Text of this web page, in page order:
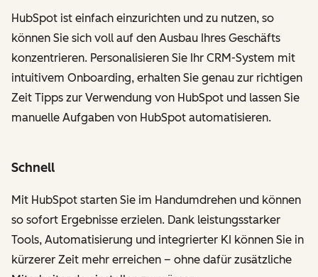
HubSpot ist einfach einzurichten und zu nutzen, so
können Sie sich voll auf den Ausbau Ihres Geschäfts
konzentrieren. Personalisieren Sie Ihr CRM-System mit
intuitivem Onboarding, erhalten Sie genau zur richtigen
Zeit Tipps zur Verwendung von HubSpot und lassen Sie
manuelle Aufgaben von HubSpot automatisieren.
Schnell
Mit HubSpot starten Sie im Handumdrehen und können
so sofort Ergebnisse erzielen. Dank leistungsstarker
Tools, Automatisierung und integrierter KI können Sie in
kürzerer Zeit mehr erreichen – ohne dafür zusätzliche